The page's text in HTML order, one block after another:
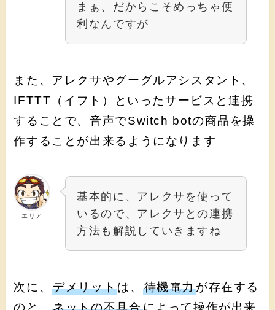
まぁ、だからこそめっちゃ便
利なんですが
また、アレクサやグーグルアシスタント、
IFTTT（イフト）といったサービスと連携
することで、音声でSwitch botの商品を操
作することが出来るようになります
エリア
基本的に、アレクサを使って
いるので、アレクサとの連携
方法も解説していきますね
次に、デメリットは、 待機電力が存在する
のと、ネットの不具合によって操作が出来